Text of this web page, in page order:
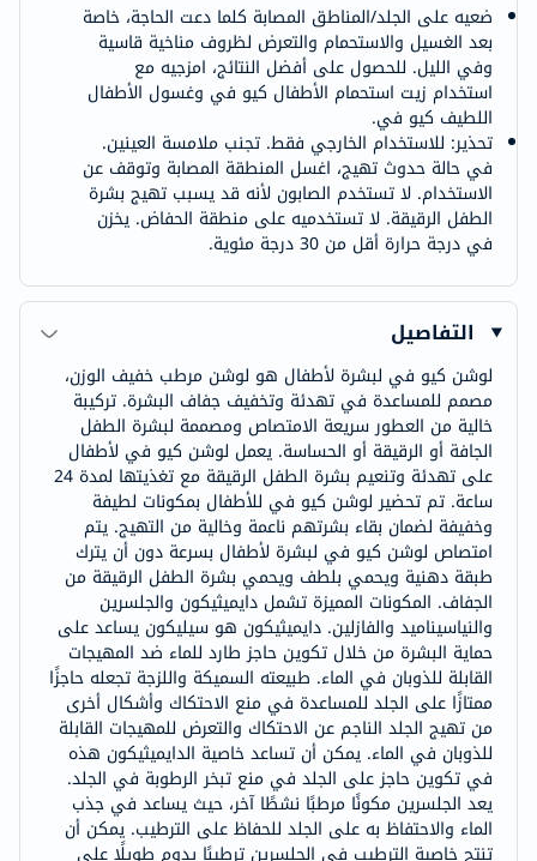
ضعيه على الجلد/المناطق المصابة كلما دعت الحاجة، خاصة
بعد الغسيل والاستحمام والتعرض لظروف مناخية قاسية
وفي الليل. للحصول على أفضل النتائج، امزجيه مع
استخدام زيت استحمام الأطفال كيو في وغسول الأطفال
اللطيف كيو في.
تحذير: للاستخدام الخارجي فقط. تجنب ملامسة العينين.
في حالة حدوث تهيج، اغسل المنطقة المصابة وتوقف عن
الاستخدام. لا تستخدم الصابون لأنه قد يسبب تهيج بشرة
الطفل الرقيقة. لا تستخدميه على منطقة الحفاض. يخزن
في درجة حرارة أقل من 30 درجة مئوية.
التفاصيل
لوشن كيو في لبشرة لأطفال هو لوشن مرطب خفيف الوزن،
مصمم للمساعدة في تهدئة وتخفيف جفاف البشرة. تركيبة
خالية من العطور سريعة الامتصاص ومصممة لبشرة الطفل
الجافة أو الرقيقة أو الحساسة. يعمل لوشن كيو في لأطفال
على تهدئة وتنعيم بشرة الطفل الرقيقة مع تغذيتها لمدة 24
ساعة. تم تحضير لوشن كيو في للأطفال بمكونات لطيفة
وخفيفة لضمان بقاء بشرتهم ناعمة وخالية من التهيج. يتم
امتصاص لوشن كيو في لبشرة لأطفال بسرعة دون أن يترك
طبقة دهنية ويحمي بلطف ويحمي بشرة الطفل الرقيقة من
الجفاف. المكونات المميزة تشمل دايميثيكون والجلسرين
والنياسيناميد والفازلين. دايميثيكون هو سيليكون يساعد على
حماية البشرة من خلال تكوين حاجز طارد للماء ضد المهيجات
القابلة للذوبان في الماء. طبيعته السميكة واللزجة تجعله حاجزًا
ممتازًا على الجلد للمساعدة في منع الاحتكاك وأشكال أخرى
من تهيج الجلد الناجم عن الاحتكاك والتعرض للمهيجات القابلة
للذوبان في الماء. يمكن أن تساعد خاصية الدايميثيكون هذه
في تكوين حاجز على الجلد في منع تبخر الرطوبة في الجلد.
يعد الجلسرين مكونًا مرطبًا نشطًا آخر، حيث يساعد في جذب
الماء والاحتفاظ به على الجلد للحفاظ على الترطيب. يمكن أن
تنتج خاصية الترطيب في الجلسرين ترطيبًا يدوم طويلًا على